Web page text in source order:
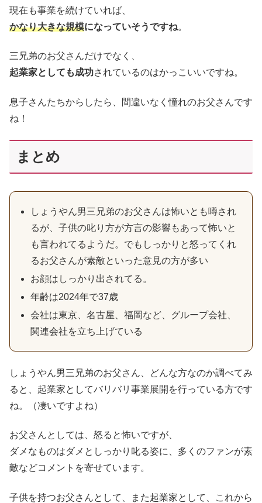
現在も事業を続けていれば、
かなり大きな規模になっていそうですね。
三兄弟のお父さんだけでなく、
起業家としても成功されているのはかっこいいですね。
息子さんたちからしたら、間違いなく憧れのお父さんです
ね！
まとめ
しょうやん男三兄弟のお父さんは怖いとも噂され
るが、子供の叱り方が方言の影響もあって怖いと
も言われてるようだ。でもしっかりと怒ってくれ
るお父さんが素敵といった意見の方が多い
お顔はしっかり出されてる。
年齢は2024年で37歳
会社は東京、名古屋、福岡など、グループ会社、
関連会社を立ち上げている
しょうやん男三兄弟のお父さん、どんな方なのか調べてみ
ると、起業家としてバリバリ事業展開を行っている方です
ね。（凄いですよね）
お父さんとしては、怒ると怖いですが、
ダメなものはダメとしっかり叱る姿に、多くのファンが素
敵などコメントを寄せています。
子供を持つお父さんとして、また起業家として、これから